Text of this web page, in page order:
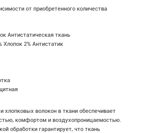
от приобретенного количества
Антистатическая ткань
Хлопок 2% Антистатик
хлопковых волокон в ткани обеспечивает
комфортом и воздухопроницаемостью.
обработки гарантирует, что ткань